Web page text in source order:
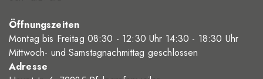
Öffnungszeiten
Montag bis Freitag 08:30 - 12:30 Uhr 14:30 - 18:30 Uhr
Mittwoch- und Samstagnachmittag geschlossen
Adresse